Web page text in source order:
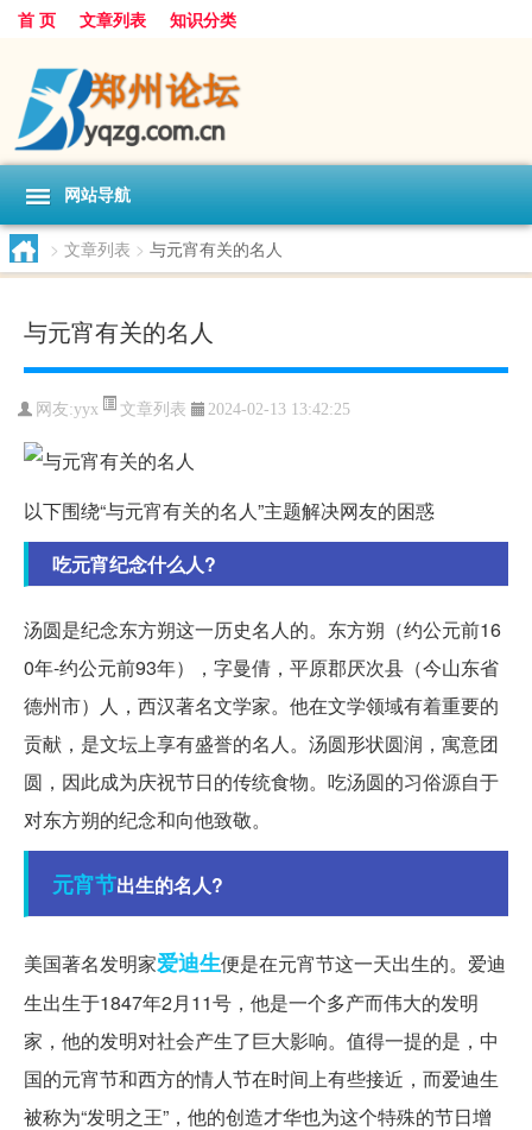
首 页 文章列表 知识分类
网站导航
> 文章列表 > 与元宵有关的名人
与元宵有关的名人
网友:yyx 文章列表 2024-02-13 13:42:25
以下围绕“与元宵有关的名人”主题解决网友的困惑
吃元宵纪念什么人?
汤圆是纪念东方朔这一历史名人的。东方朔（约公元前16
0年-约公元前93年），字曼倩，平原郡厌次县（今山东省
德州市）人，西汉著名文学家。他在文学领域有着重要的
贡献，是文坛上享有盛誉的名人。汤圆形状圆润，寓意团
圆，因此成为庆祝节日的传统食物。吃汤圆的习俗源自于
对东方朔的纪念和向他致敬。
元宵节出生的名人?
美国著名发明家爱迪生便是在元宵节这一天出生的。爱迪
生出生于1847年2月11号，他是一个多产而伟大的发明
家，他的发明对社会产生了巨大影响。值得一提的是，中
国的元宵节和西方的情人节在时间上有些接近，而爱迪生
被称为“发明之王”，他的创造才华也为这个特殊的节日增